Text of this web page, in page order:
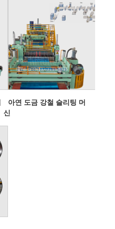
아연 도금 강철 슬리팅 머
신